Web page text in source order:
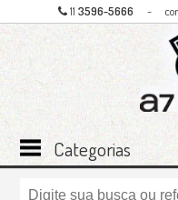
11 3596-5666 -
Categorias